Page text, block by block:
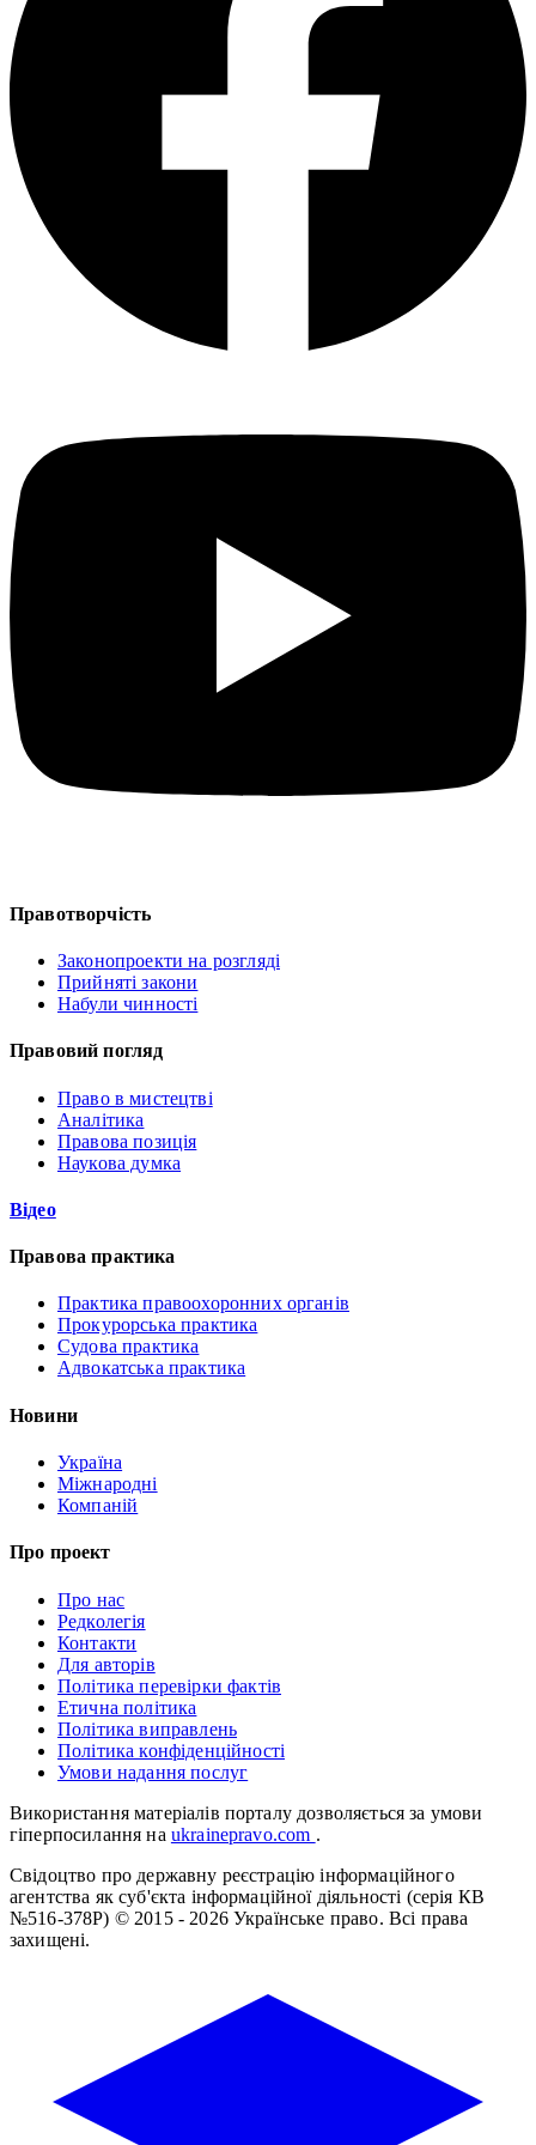
Правотворчість
Законопроекти на розгляді
Прийняті закони
Набули чинності
Правовий погляд
Право в мистецтві
Аналітика
Правова позиція
Наукова думка
Відео
Правова практика
Практика правоохоронних органів
Прокурорська практика
Судова практика
Адвокатська практика
Новини
Україна
Міжнародні
Компаній
Про проект
Про нас
Редколегія
Контакти
Для авторів
Політика перевірки фактів
Етична політика
Політика виправлень
Політика конфіденційності
Умови надання послуг
Використання матеріалів порталу дозволяється за умови
гіперпосилання на ukrainepravo.com .
Свідоцтво про державну реєстрацію інформаційного
агентства як суб'єкта інформаційної діяльності (серія КВ
№516-378Р) © 2015 - 2026 Українське право. Всі права
захищені.